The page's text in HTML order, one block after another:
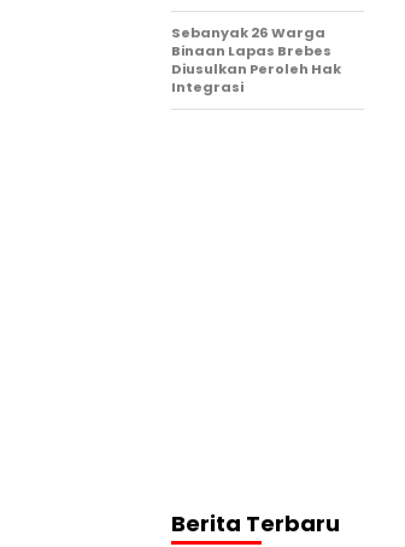
Sebanyak 26 Warga
Binaan Lapas Brebes
Diusulkan Peroleh Hak
Integrasi
Berita Terbaru